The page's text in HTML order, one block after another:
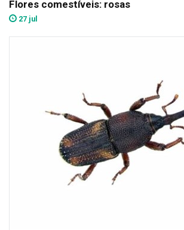
Flores comestíveis: rosas
27 jul